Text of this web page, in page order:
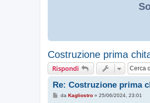
Costruzione prima
Rispondi
Re: Costruzione prima
Mda Kagliostro» 25/06/2024, 23:01